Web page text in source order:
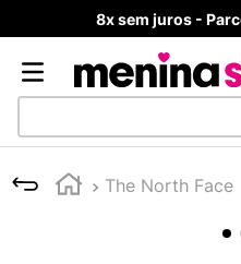
8x sem juros -
The North Face
1
TÊNIS NEWS BALANCE 530